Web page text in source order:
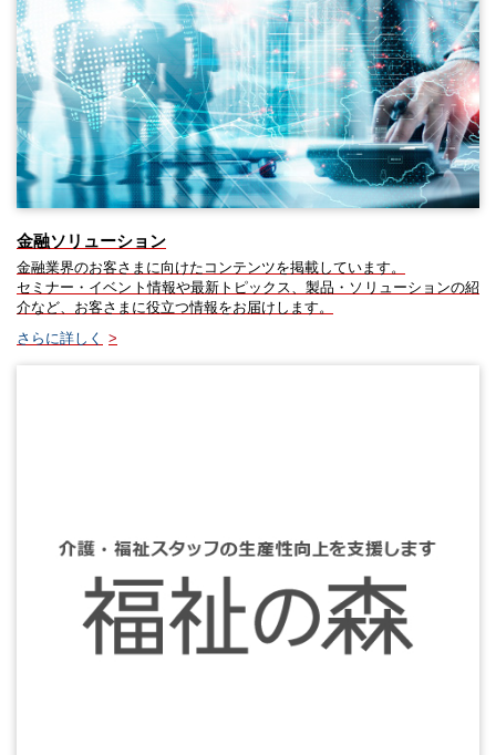
金融ソリューション
金融業界のお客さまに向けたコンテンツを掲載しています。
セミナー・イベント情報や最新トピックス、製品・ソリューションの紹
介など、お客さまに役立つ情報をお届けします。
さらに詳しく >